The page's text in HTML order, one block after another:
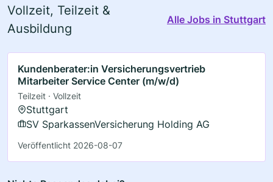
Vollzeit, Teilzeit &
Ausbildung
Alle Jobs in Stuttgart
Kundenberater:in Versicherungsvertrieb
Mitarbeiter Service Center (m/w/d)
Teilzeit · Vollzeit
Stuttgart
SV SparkassenVersicherung Holding AG
Veröffentlicht 2026-08-07